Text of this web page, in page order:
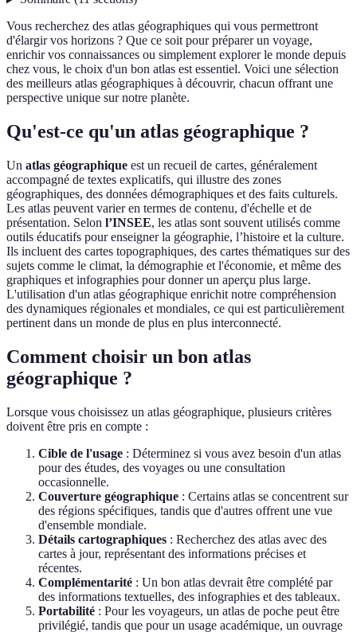
Vous recherchez des atlas géographiques qui vous permettront
d'élargir vos horizons ? Que ce soit pour préparer un voyage,
enrichir vos connaissances ou simplement explorer le monde depuis
chez vous, le choix d'un bon atlas est essentiel. Voici une sélection
des meilleurs atlas géographiques à découvrir, chacun offrant une
perspective unique sur notre planète.
Qu'est-ce qu'un atlas géographique ?
Un atlas géographique est un recueil de cartes, généralement
accompagné de textes explicatifs, qui illustre des zones
géographiques, des données démographiques et des faits culturels.
Les atlas peuvent varier en termes de contenu, d'échelle et de
présentation. Selon l’INSEE, les atlas sont souvent utilisés comme
outils éducatifs pour enseigner la géographie, l’histoire et la culture.
Ils incluent des cartes topographiques, des cartes thématiques sur des
sujets comme le climat, la démographie et l'économie, et même des
graphiques et infographies pour donner un aperçu plus large.
L'utilisation d'un atlas géographique enrichit notre compréhension
des dynamiques régionales et mondiales, ce qui est particulièrement
pertinent dans un monde de plus en plus interconnecté.
Comment choisir un bon atlas
géographique ?
Lorsque vous choisissez un atlas géographique, plusieurs critères
doivent être pris en compte :
Cible de l'usage : Déterminez si vous avez besoin d'un atlas
pour des études, des voyages ou une consultation
occasionnelle.
Couverture géographique : Certains atlas se concentrent sur
des régions spécifiques, tandis que d'autres offrent une vue
d'ensemble mondiale.
Détails cartographiques : Recherchez des atlas avec des
cartes à jour, représentant des informations précises et
récentes.
Complémentarité : Un bon atlas devrait être complété par
des informations textuelles, des infographies et des tableaux.
Portabilité : Pour les voyageurs, un atlas de poche peut être
privilégié, tandis que pour un usage académique, un ouvrage